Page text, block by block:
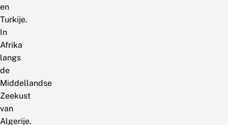
en
Turkije.
In
Afrika
langs
de
Middellandse
Zeekust
van
Algerije.